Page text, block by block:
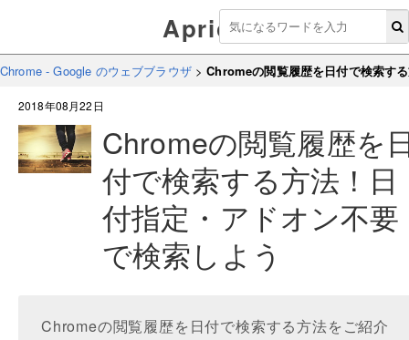
Aprico
Chrome - Google のウェブブラウザ>Chromeの閲覧履歴を日付で検索す
2018年08月22日
Chromeの閲覧履歴を
付で検索する方法！日
付指定・アドオン不要
で検索しよう
Chromeの閲覧履歴を日付で検索する方法をご紹介